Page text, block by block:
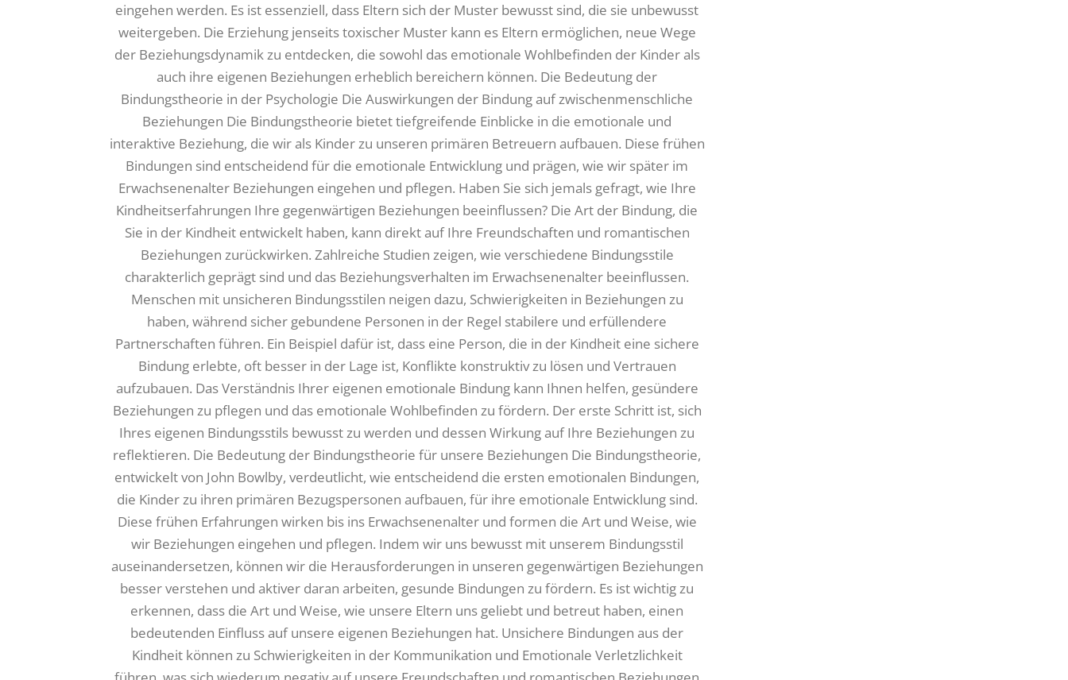
eingehen werden. Es ist essenziell, dass Eltern sich der Muster bewusst sind, die sie unbewusst
weitergeben. Die Erziehung jenseits toxischer Muster kann es Eltern ermöglichen, neue Wege
der Beziehungsdynamik zu entdecken, die sowohl das emotionale Wohlbefinden der Kinder als
auch ihre eigenen Beziehungen erheblich bereichern können. Die Bedeutung der
Bindungstheorie in der Psychologie Die Auswirkungen der Bindung auf zwischenmenschliche
Beziehungen Die Bindungstheorie bietet tiefgreifende Einblicke in die emotionale und
interaktive Beziehung, die wir als Kinder zu unseren primären Betreuern aufbauen. Diese frühen
Bindungen sind entscheidend für die emotionale Entwicklung und prägen, wie wir später im
Erwachsenenalter Beziehungen eingehen und pflegen. Haben Sie sich jemals gefragt, wie Ihre
Kindheitserfahrungen Ihre gegenwärtigen Beziehungen beeinflussen? Die Art der Bindung, die
Sie in der Kindheit entwickelt haben, kann direkt auf Ihre Freundschaften und romantischen
Beziehungen zurückwirken. Zahlreiche Studien zeigen, wie verschiedene Bindungsstile
charakterlich geprägt sind und das Beziehungsverhalten im Erwachsenenalter beeinflussen.
Menschen mit unsicheren Bindungsstilen neigen dazu, Schwierigkeiten in Beziehungen zu
haben, während sicher gebundene Personen in der Regel stabilere und erfüllendere
Partnerschaften führen. Ein Beispiel dafür ist, dass eine Person, die in der Kindheit eine sichere
Bindung erlebte, oft besser in der Lage ist, Konflikte konstruktiv zu lösen und Vertrauen
aufzubauen. Das Verständnis Ihrer eigenen emotionale Bindung kann Ihnen helfen, gesündere
Beziehungen zu pflegen und das emotionale Wohlbefinden zu fördern. Der erste Schritt ist, sich
Ihres eigenen Bindungsstils bewusst zu werden und dessen Wirkung auf Ihre Beziehungen zu
reflektieren. Die Bedeutung der Bindungstheorie für unsere Beziehungen Die Bindungstheorie,
entwickelt von John Bowlby, verdeutlicht, wie entscheidend die ersten emotionalen Bindungen,
die Kinder zu ihren primären Bezugspersonen aufbauen, für ihre emotionale Entwicklung sind.
Diese frühen Erfahrungen wirken bis ins Erwachsenenalter und formen die Art und Weise, wie
wir Beziehungen eingehen und pflegen. Indem wir uns bewusst mit unserem Bindungsstil
auseinandersetzen, können wir die Herausforderungen in unseren gegenwärtigen Beziehungen
besser verstehen und aktiver daran arbeiten, gesunde Bindungen zu fördern. Es ist wichtig zu
erkennen, dass die Art und Weise, wie unsere Eltern uns geliebt und betreut haben, einen
bedeutenden Einfluss auf unsere eigenen Beziehungen hat. Unsichere Bindungen aus der
Kindheit können zu Schwierigkeiten in der Kommunikation und Emotionale Verletzlichkeit